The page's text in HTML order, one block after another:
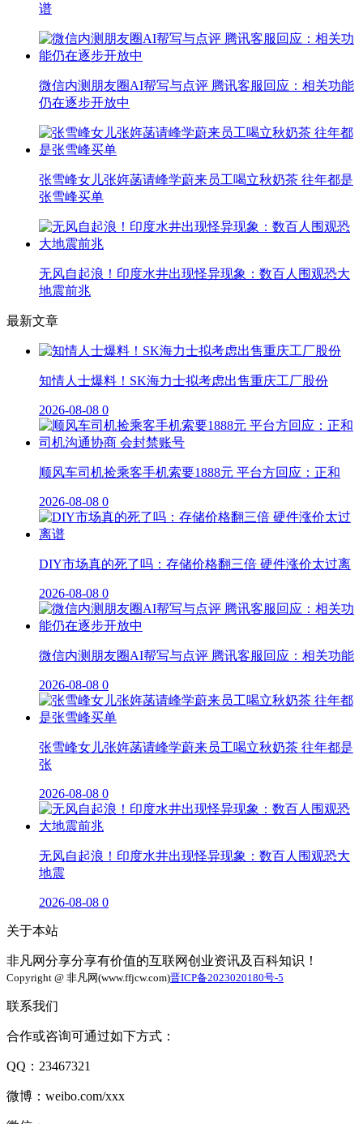
谱
微信内测朋友圈AI帮写与点评 腾讯客服回应：相关功能
仍在逐步开放中
张雪峰女儿张姩菡请峰学蔚来员工喝立秋奶茶 往年都是
张雪峰买单
无风自起浪！印度水井出现怪异现象：数百人围观恐大
地震前兆
最新文章
知情人士爆料！SK海力士拟考虑出售重庆工厂股份
2026-08-08 0
顺风车司机捡乘客手机索要1888元 平台方回应：正和
2026-08-08 0
DIY市场真的死了吗：存储价格翻三倍 硬件涨价太过离
2026-08-08 0
微信内测朋友圈AI帮写与点评 腾讯客服回应：相关功能
2026-08-08 0
张雪峰女儿张姩菡请峰学蔚来员工喝立秋奶茶 往年都是
张
2026-08-08 0
无风自起浪！印度水井出现怪异现象：数百人围观恐大
地震
2026-08-08 0
关于本站
非凡网分享分享有价值的互联网创业资讯及百科知识！
Copyright @ 非凡网(www.ffjcw.com)晋ICP备2023020180号-5
联系我们
合作或咨询可通过如下方式：
QQ：23467321
微博：weibo.com/xxx